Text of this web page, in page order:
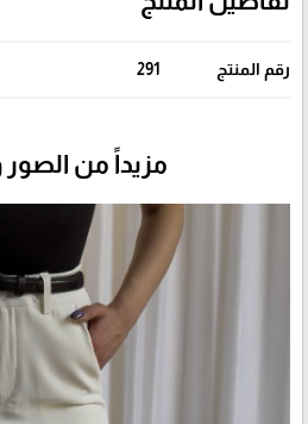
رقم المنتج 291
مزيداً من الصور